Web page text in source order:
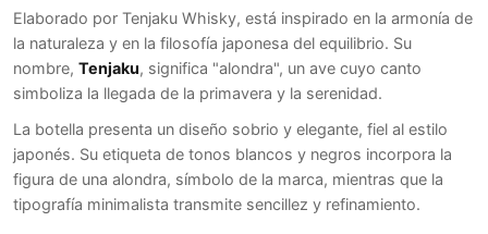
Elaborado por Tenjaku Whisky, está inspirado en la armonía de
la naturaleza y en la filosofía japonesa del equilibrio. Su
nombre, Tenjaku, significa "alondra", un ave cuyo canto
simboliza la llegada de la primavera y la serenidad.
La botella presenta un diseño sobrio y elegante, fiel al estilo
japonés. Su etiqueta de tonos blancos y negros incorpora la
figura de una alondra, símbolo de la marca, mientras que la
tipografía minimalista transmite sencillez y refinamiento.